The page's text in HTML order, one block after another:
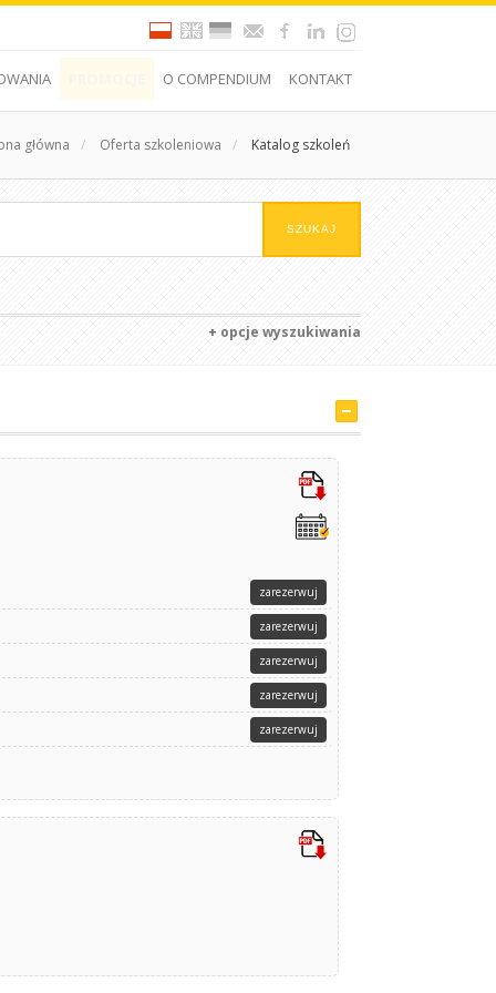
O COMPENDIUM KONTAKT
główna / Oferta szkoleniowa / Katalog szkoleń
+ opcje wyszukiwania
zarezerwuj
zarezerwuj
zarezerwuj
zarezerwuj
zarezerwuj